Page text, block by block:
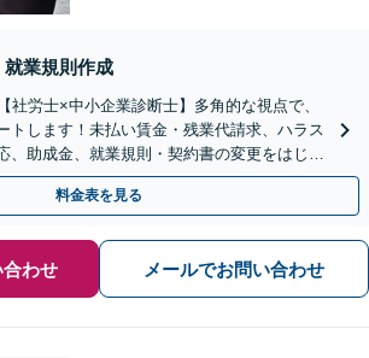
就業規則作成
社労士×中小企業診断士】多角的な視点で、
トします！未払い賃金・残業代請求、ハラス
、助成金、就業規則・契約書の変更をはじ
ださい【顧問プラン複数あり】
料金表を見る
わせ メールでお問い合わせ